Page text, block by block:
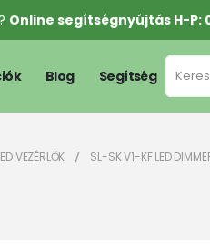
Online segítségnyújtás H-P:
Blog Segítség
VEZÉRLŐK SL-SK V1-KF LED